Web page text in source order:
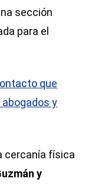
sección
para el
que
y
cercanía física
y